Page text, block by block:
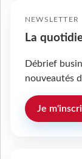
NEWSLETTER
La
Débrief
nouveautés
Je